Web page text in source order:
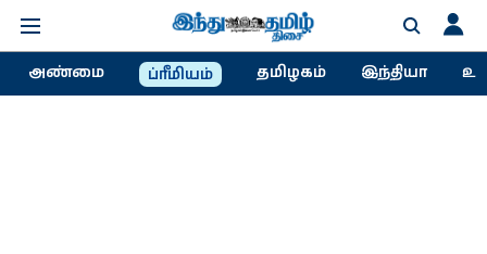
அண்மை ப்ரீமியம் தமிழகம் இந்தியா